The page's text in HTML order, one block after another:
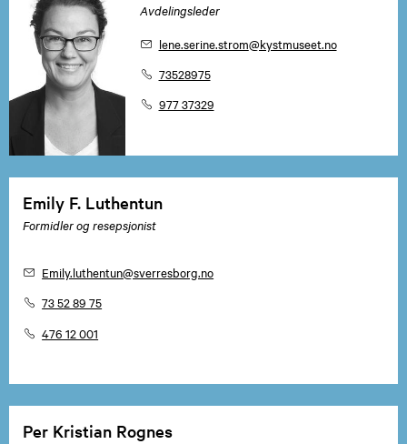
Avdelingsleder
lene.serine.strom@kystmuseet.no
73528975
977 37329
Emily F. Luthentun
Formidler og resepsjonist
Emily.luthentun@sverresborg.no
73 52 89 75
476 12 001
Per Kristian Rognes